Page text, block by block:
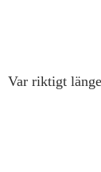
Var riktigt